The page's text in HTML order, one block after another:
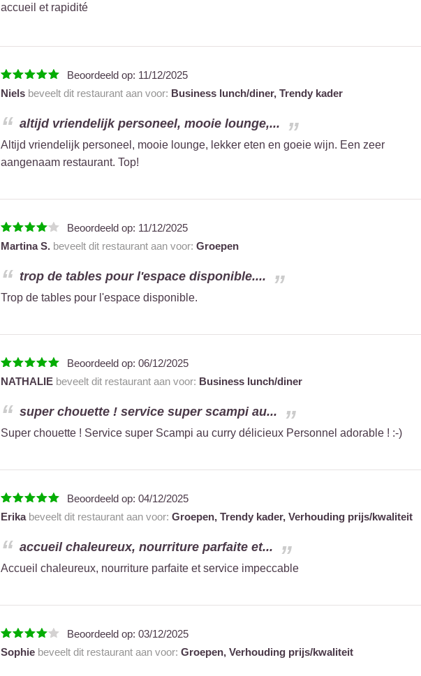
accueil et rapidité
Beoordeeld op: 11/12/2025
Nielsbeveelt dit restaurant aan voor: Business lunch/diner, Trendy kader
altijd vriendelijk personeel, mooie lounge,...
Altijd vriendelijk personeel, mooie lounge, lekker eten en goeie wijn. Een zeer
aangenaam restaurant. Top!
Beoordeeld op: 11/12/2025
Martina S.beveelt dit restaurant aan voor: Groepen
trop de tables pour l'espace disponible....
Trop de tables pour l'espace disponible.
Beoordeeld op: 06/12/2025
NATHALIEbeveelt dit restaurant aan voor: Business lunch/diner
super chouette ! service super scampi au...
Super chouette ! Service super Scampi au curry délicieux Personnel adorable ! :-)
Beoordeeld op: 04/12/2025
Erikabeveelt dit restaurant aan voor: Groepen, Trendy kader, Verhouding prijs/kwaliteit
accueil chaleureux, nourriture parfaite et...
Accueil chaleureux, nourriture parfaite et service impeccable
Beoordeeld op: 03/12/2025
Sophiebeveelt dit restaurant aan voor: Groepen, Verhouding prijs/kwaliteit